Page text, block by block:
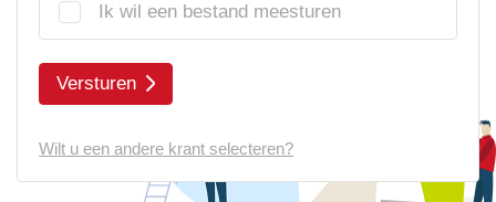
Ik wil een bestand meesturen
Versturen
Wilt u een andere krant selecteren?